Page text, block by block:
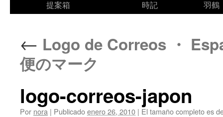
提案箱
時記
羽鶴
← Logo de Correos ・
便のマーク
logo-correos-japon
Por nora | Publicadoenero 26, 2010 | El tamaño completo es